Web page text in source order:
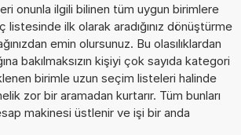
onunla ilgili bilinen tüm uygun birimlere
listesinde ilk olarak aradığınız dönüştürme
emin olursunuz. Bu olasılıklardan
bakılmaksızın kişiyi çok sayıda kategori
birimle uzun seçim listeleri halinde
zor bir aramadan kurtarır. Tüm bunları
makinesi üstlenir ve işi bir anda